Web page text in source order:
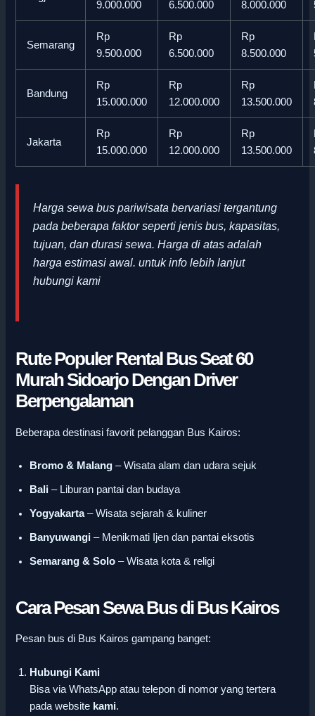
9.000.000
6.500.000
8.000.000
Semarang
Rp
9.500.000
Rp
6.500.000
Rp
8.500.000
Bandung
Rp
15.000.000
Rp
12.000.000
Rp
13.500.000
Jakarta
Rp
15.000.000
Rp
12.000.000
Rp
13.500.000
Harga sewa bus pariwisata bervariasi tergantung
pada beberapa faktor seperti jenis bus, kapasitas,
tujuan, dan durasi sewa. Harga di atas adalah
harga estimasi awal .untuk info lebih lanjut
hubungi kami
Rute Populer Rental Bus Seat 60
Murah Sidoarjo Dengan Driver
Berpengalaman
Beberapa destinasi favorit pelanggan Bus Kairos:
Bromo & Malang – Wisata alam dan udara sejuk
Bali – Liburan pantai dan budaya
Yogyakarta– Wisata sejarah & kuliner
Banyuwangi – Menikmati Ijen dan pantai eksotis
Semarang & Solo – Wisata kota & religi
Cara Pesan Sewa Bus di Bus Kairos
Pesan bus di Bus Kairos gampang banget:
Hubungi Kami
Bisa via WhatsApp atau telepon di nomor yang tertera
pada website kami.